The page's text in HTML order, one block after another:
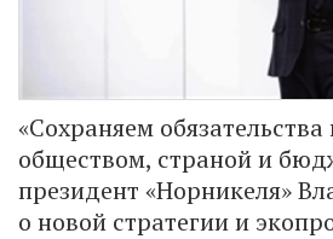
«Сохраняем обязательства
обществом, страной и
президент «Норникеля»
о новой стратегии и